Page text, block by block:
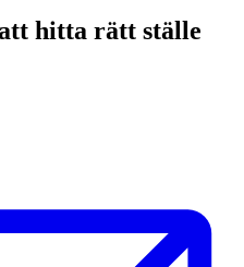
hitta rätt ställe